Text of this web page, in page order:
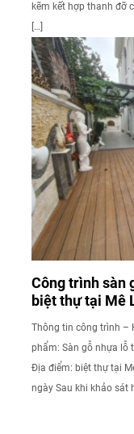
kẽm kết hợp thanh đỡ
[…]
Công trình sàn
biệt thự tại Mê
Thông tin công trình –
phẩm: Sàn gỗ nhựa lỗ
Địa điểm: biệt thự tại
ngày Sau khi khảo sát